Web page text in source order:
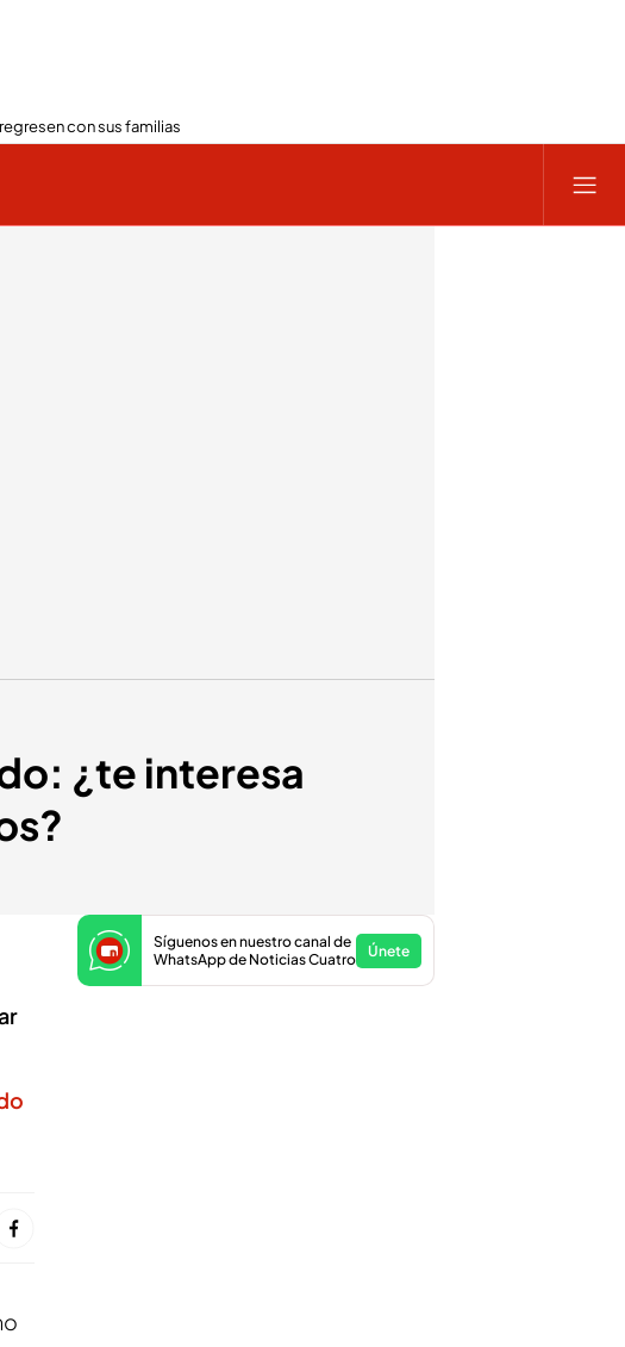
con sus familias
¿te interesa
Síguenos en nuestro canal de
WhatsApp de Noticias Cuatro
Únete